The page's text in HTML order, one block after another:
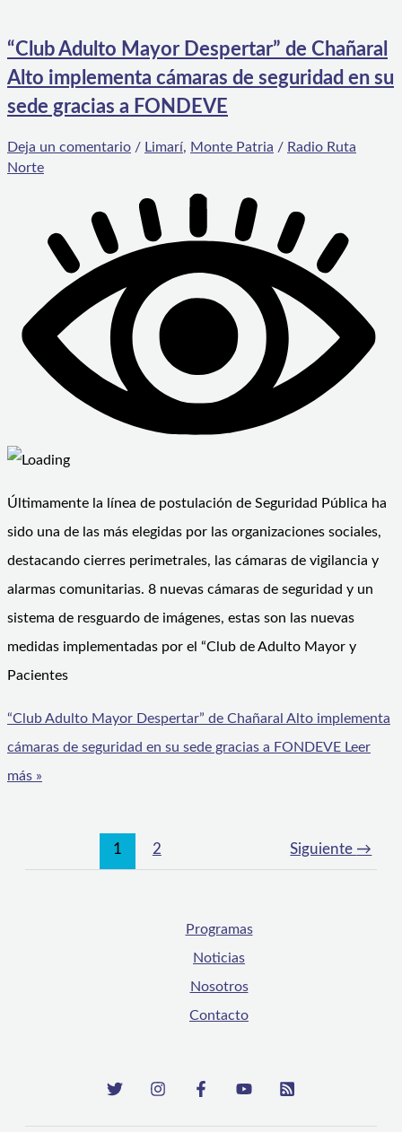
“Club Adulto Mayor Despertar” de Chañaral
Alto implementa cámaras de seguridad en su
sede gracias a FONDEVE
Deja un comentario / Limarí, Monte Patria / Radio Ruta
Norte
Últimamente la línea de postulación de Seguridad Pública ha
sido una de las más elegidas por las organizaciones sociales,
destacando cierres perimetrales, las cámaras de vigilancia y
alarmas comunitarias. 8 nuevas cámaras de seguridad y un
sistema de resguardo de imágenes, estas son las nuevas
medidas implementadas por el “Club de Adulto Mayor y
Pacientes
“Club Adulto Mayor Despertar” de Chañaral Alto implementa
cámaras de seguridad en su sede gracias a FONDEVE Leer
más »
1 2 Siguiente →
Programas
Noticias
Nosotros
Contacto